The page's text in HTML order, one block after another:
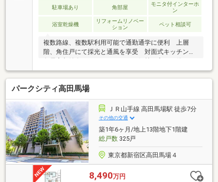
客様に合わせて適切なプランをご提案させて頂きま
駐車場あり 角部屋
モニタ付インターホ
ン
浴室乾燥機
リフォームリノベー
ション
ペット相談可
複数路線、複数駅利用可能で通勤通学に便利 上層
階、角住戸にて採光と通風を享受 対面式キッチン
ただけます 近隣には公園・教育・商業施設と生活環
境は良好
パークシティ高田馬場
ＪＲ山手線 高田馬場駅 徒歩7分
その他の交通
築1年6ヶ月/地上13階地下1階建
総戸数325戸
東京都新宿区高田馬場４
8,490万円